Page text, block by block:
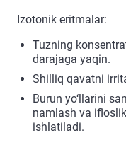
Izotonik eritmalar:
Tuzning
darajaga yaqin.
Shilliq qavatni
Burun yo‘llarini
namlash va
ishlatiladi.